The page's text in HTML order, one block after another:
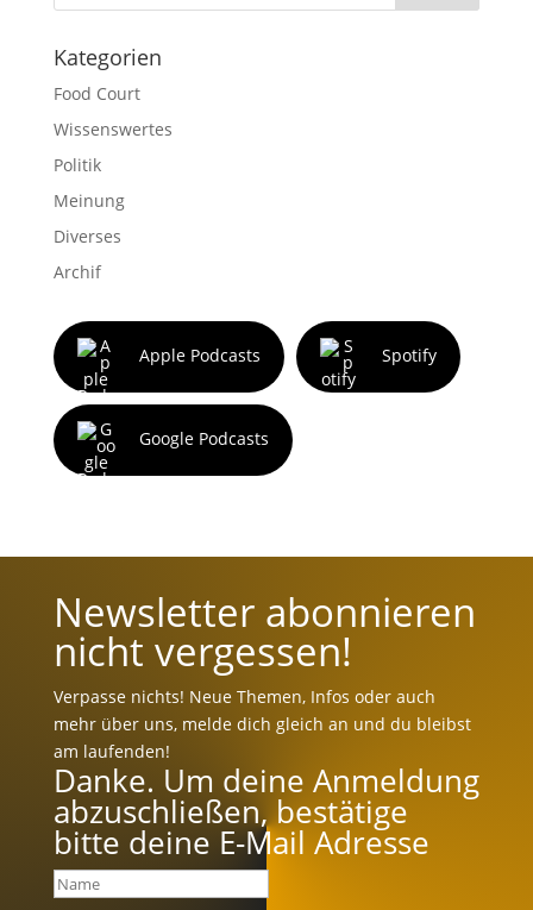
Kategorien
Food Court
Wissenswertes
Politik
Meinung
Diverses
Archif
Apple Podcasts Spotify
Google Podcasts
Newsletter abonnieren
nicht vergessen!
Verpasse nichts! Neue Themen, Infos oder auch
mehr über uns, melde dich gleich an und du bleibst
am laufenden!
Danke. Um deine Anmeldung
abzuschließen, bestätige
bitte deine E-Mail Adresse